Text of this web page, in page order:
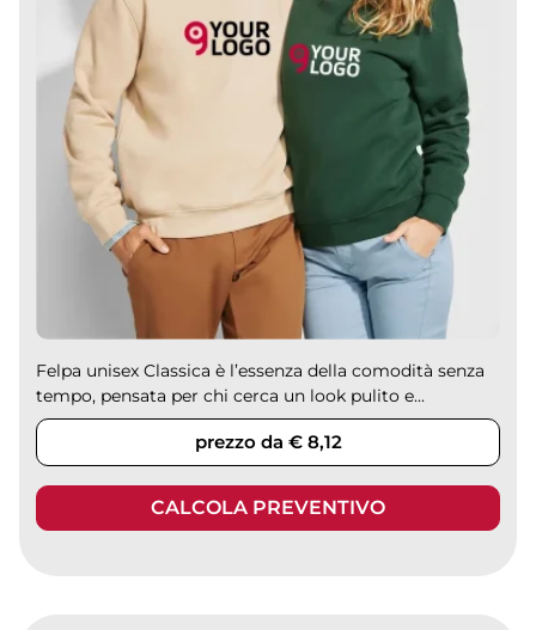
Felpa unisex Classica è l’essenza della comodità senza
tempo, pensata per chi cerca un look pulito e...
prezzo da € 8,12
CALCOLA PREVENTIVO